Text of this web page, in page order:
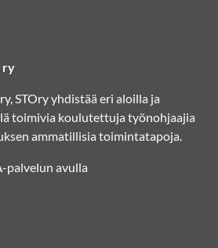
ry
STOry yhdistää eri aloilla ja
toimivia koulutettuja työnohjaajia
ammatillisia toimintatapoja.
-palvelun avulla